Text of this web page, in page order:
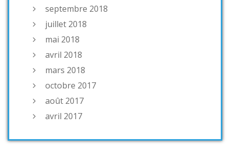
septembre 2018
juillet 2018
mai 2018
avril 2018
mars 2018
octobre 2017
août 2017
avril 2017